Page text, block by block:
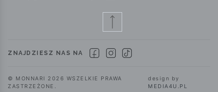
ZNAJDZIESZ NAS NA
© MONNARI 2026 WSZELKIE PRAWA
ZASTRZEŻONE.
design by
MEDIA4U.PL